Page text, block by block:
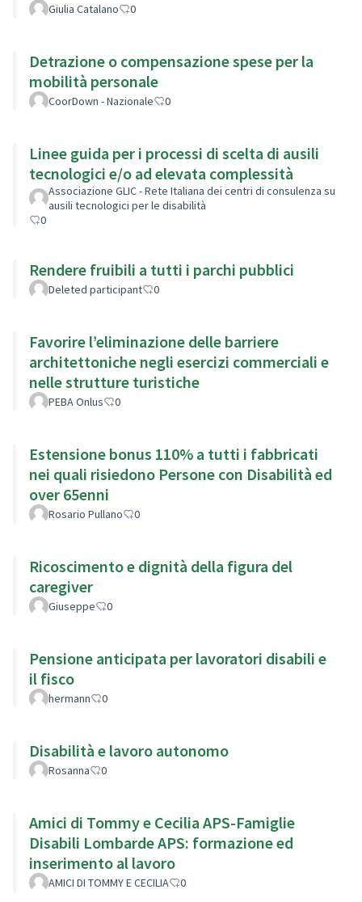
Giulia Catalano 0
Detrazione o compensazione spese per la
mobilità personale
CoorDown - Nazionale 0
Linee guida per i processi di scelta di ausili
tecnologici e/o ad elevata complessità
Associazione GLIC - Rete Italiana dei centri di consulenza su
ausili tecnologici per le disabilità
0
Rendere fruibili a tutti i parchi pubblici
Deleted participant 0
Favorire l’eliminazione delle barriere
architettoniche negli esercizi commerciali e
nelle strutture turistiche
PEBA Onlus 0
Estensione bonus 110% a tutti i fabbricati
nei quali risiedono Persone con Disabilità ed
over 65enni
Rosario Pullano 0
Ricoscimento e dignità della figura del
caregiver
Giuseppe 0
Pensione anticipata per lavoratori disabili e
il fisco
hermann 0
Disabilità e lavoro autonomo
Rosanna 0
Amici di Tommy e Cecilia APS-Famiglie
Disabili Lombarde APS: formazione ed
inserimento al lavoro
AMICI DI TOMMY E CECILIA 0